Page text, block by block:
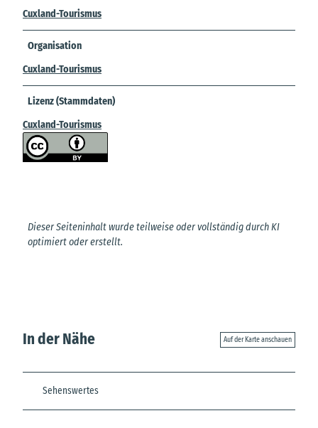
Cuxland-Tourismus
Organisation
Cuxland-Tourismus
Lizenz (Stammdaten)
Cuxland-Tourismus
Dieser Seiteninhalt wurde teilweise oder vollständig durch KI
optimiert oder erstellt.
In der Nähe Auf der Karte anschauen
Sehenswertes